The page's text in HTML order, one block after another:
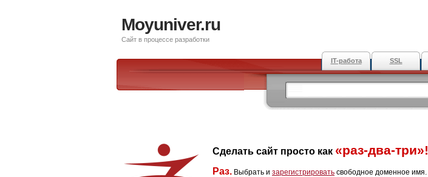
Moyuniver.ru
Сайт в процессе разработки
IT-работа SSL
Сделать сайт просто как «раз-два-три»!
Раз. Выбрать и зарегистрировать свободное доменное имя.